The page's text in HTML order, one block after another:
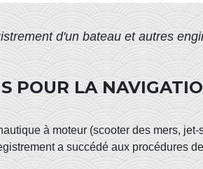
d'un bateau et autres
POUR LA
à moteur (scooter des mers, jet-
a succédé aux procédures